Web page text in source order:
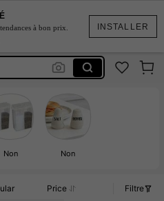
INSTALLER
à bon prix.
Non Non
Price
Filtre